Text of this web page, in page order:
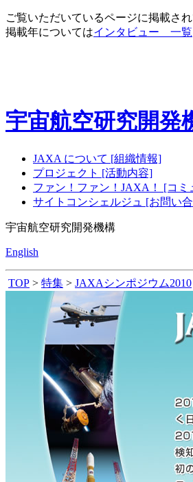
ご覧いただいているページに掲載さ
掲載年についてはインタビュー 一覧
宇宙航空研究開発
JAXA について [組織情報]
プロジェクト [活動内容]
ファン！ファン！JAXA！ [コミ
サイトコンシェルジュ [お問い
宇宙航空研究開発機構
English
TOP > 特集 > JAXAシンポジウム2010